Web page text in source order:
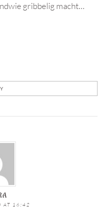
gribbelig macht…
AT 16:42